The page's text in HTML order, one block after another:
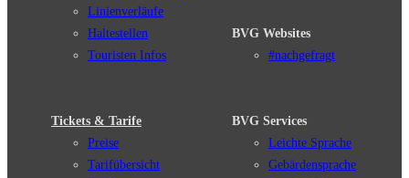
Linienverläufe
Haltestellen
Touristen Infos
Tickets & Tarife
Preise
Tarifübersicht
BVG Websites
#nachgefragt
BVG Services
Leichte Sprache
Gebärdensprache